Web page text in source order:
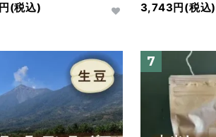
(税込) 3,743円(税込)
7